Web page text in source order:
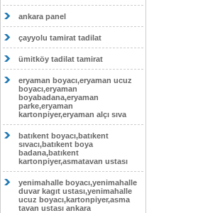
ankara panel
çayyolu tamirat tadilat
ümitköy tadilat tamirat
eryaman boyacı,eryaman ucuz
boyacı,eryaman
boyabadana,eryaman
parke,eryaman
kartonpiyer,eryaman alçı sıva
batıkent boyacı,batıkent
sıvacı,batıkent boya
badana,batıkent
kartonpiyer,asmatavan ustası
yenimahalle boyacı,yenimahalle
duvar kagıt ustası,yenimahalle
ucuz boyacı,kartonpiyer,asma
tavan ustası ankara